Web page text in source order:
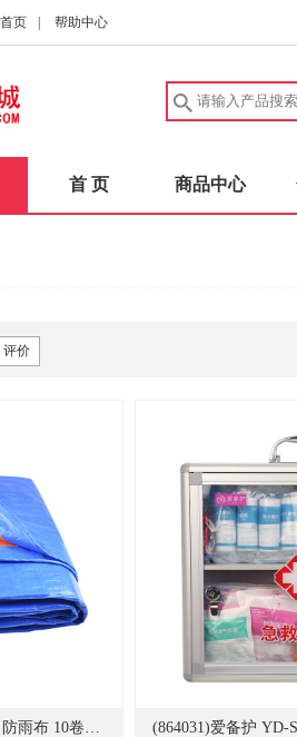
页 帮助中心
首 页 商品中心
评价
(385326)伏兴 F40007 4*6m 防雨布 10卷起订 蓝色(单位：卷)